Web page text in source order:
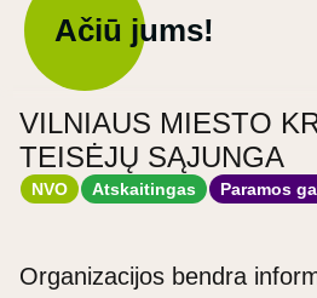
Ačiū jums!
VILNIAUS MIESTO
TEISĖJŲ SĄJUNGA
NVO Atskaitingas Paramos
Organizacijos bendra